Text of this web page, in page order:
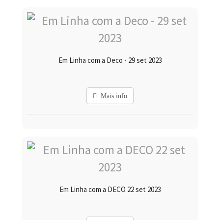
Em Linha com a Deco - 29 set 2023
Mais info
Em Linha com a DECO 22 set 2023